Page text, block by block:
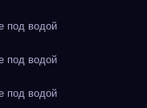
под водой
под водой
под водой